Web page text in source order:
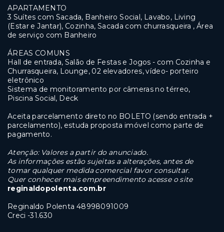
APARTAMENTO
3 Suítes com Sacada, Banheiro Social, Lavabo, Living
(Estar e Jantar), Cozinha, Sacada com churrasqueira , Área
de serviço com Banheiro
ÁREAS COMUNS
Hall de entrada, Salão de Festas e Jogos - com Cozinha e
Churrasqueira, Lounge, 02 elevadores, vídeo- porteiro
eletrônico
Sistema de monitoramento por câmeras no térreo,
Piscina Social, Deck
Aceita parcelamento direto no BOLETO (sendo entrada +
parcelamento), estuda proposta imóvel como parte de
pagamento.
Atenção: Valores a partir do anunciado.
As informações estão sujeitas a alterações, antes de
tomar qualquer medida comercial favor consultar.
Quer conhecer mais empreendimento acesse o site
reginaldopolenta.com.br
Reginaldo Polenta 48998091009
Creci -31.630